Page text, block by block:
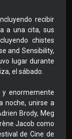
recibir
a una cita, sus
chistes
and Sensibility,
lugar durante
el sábado.
enormemente
noche, unirse a
Brody, Meg
Jacob como
de Cine de